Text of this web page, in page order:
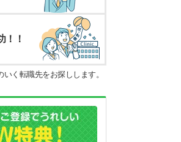
！！
く転職先をお探しします。